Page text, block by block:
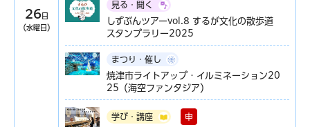
26日
（水曜日）
見る・聞く
しずぶんツアーvol.8 するが文化の散歩道
スタンプラリー2025
まつり・催し
焼津市ライトアップ・イルミネーション20
25（海空ファンタジア）
学び・講座 申